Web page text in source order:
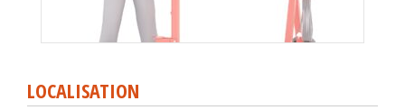
LOCALISATION